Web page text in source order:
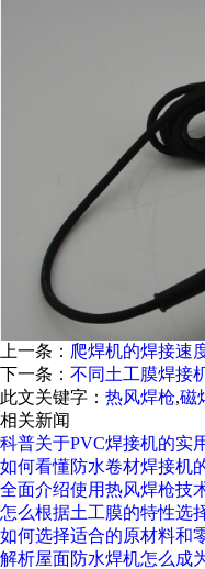
上一条： 爬焊机的焊接速
下一条： 不同土工膜焊接
此文关键字： 热风焊枪,磁
相关新闻
科普关于PVC焊接机的实
如何看懂防水卷材焊接机
全面介绍使用热风焊枪技
怎么根据土工膜的特性选
如何选择适合的原材料和
解析屋面防水焊机怎么成